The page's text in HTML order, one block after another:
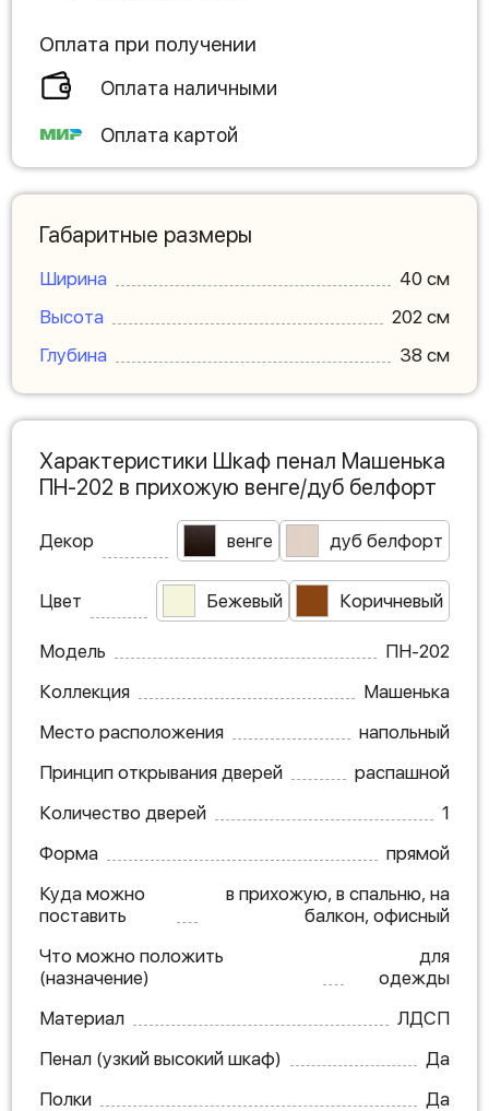
Оплата при получении
Оплата наличными
Оплата картой
Габаритные размеры
Ширина
40 см
Высота
202 см
Глубина
38 см
Характеристики Шкаф пенал Машенька
ПН-202 в прихожую венге/дуб белфорт
Декор венге дуб белфорт
Цвет Бежевый Коричневый
Модель
ПН-202
Коллекция
Машенька
Место расположения
напольный
Принцип открывания дверей
распашной
Количество дверей
1
Форма
прямой
Куда можно
поставить
в прихожую, в спальню, на
балкон, офисный
Что можно положить
(назначение)
для
одежды
Материал
ЛДСП
Пенал (узкий высокий шкаф)
Да
Полки
Да